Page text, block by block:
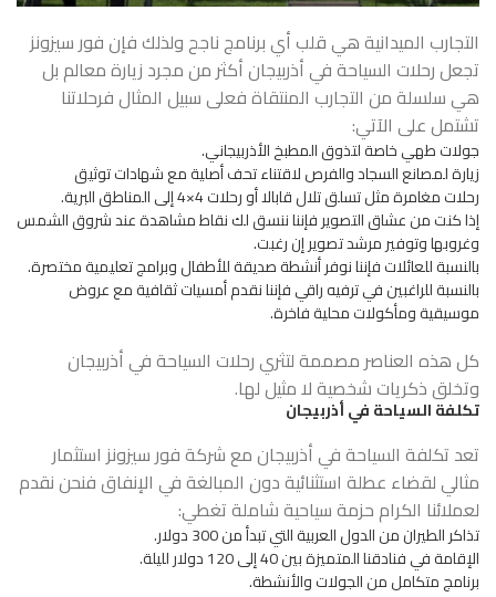
التجارب الميدانية هي قلب أي برنامج ناجح ولذلك فإن فور سيزونز
تجعل رحلات السياحة في أذربيجان أكثر من مجرد زيارة معالم بل
هي سلسلة من التجارب المنتقاة فعلى سبيل المثال فرحلاتنا
تشتمل على الآتي:
جولات طهي خاصة لتذوق المطبخ الأذربيجاني.
زيارة لمصانع السجاد والفرص لاقتناء تحف أصلية مع شهادات توثيق
رحلات مغامرة مثل تسلق تلال قابالا أو رحلات 4×4 إلى المناطق البرية.
إذا كنت من عشاق التصوير فإننا ننسق لك نقاط مشاهدة عند شروق الشمس
وغروبها وتوفير مرشد تصوير إن رغبت.
بالنسبة للعائلات فإننا نوفر أنشطة صديقة للأطفال وبرامج تعليمية مختصرة.
بالنسبة للراغبين في ترفيه راقي فإننا نقدم أمسيات ثقافية مع عروض
موسيقية ومأكولات محلية فاخرة.
كل هذه العناصر مصممة لتثريرحلات السياحة في أذربيجان
وتخلق ذكريات شخصية لا مثيل لها.
تكلفة السياحة في أذربيجان
تعد تكلفة السياحة في أذربيجان مع شركة فور سيزونز استثمار
مثالي لقضاء عطلة استثنائية دون المبالغة في الإنفاق فنحن نقدم
لعملائنا الكرام حزمة سياحية شاملة تغطي:
تذاكر الطيران من الدول العربية التي تبدأ من 300 دولار.
الإقامة في فنادقنا المتميزة بين 40 إلى 120 دولار لليلة.
برنامج متكامل من الجولات والأنشطة.